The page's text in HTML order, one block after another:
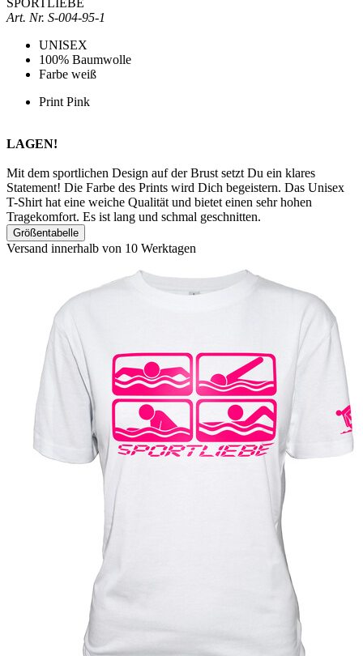
Art. Nr. S-004-95-1
UNISEX
100% Baumwolle
Farbe weiß
Print Pink
LAGEN!
Mit dem sportlichen Design auf der Brust setzt Du ein klares
Statement! Die Farbe des Prints wird Dich begeistern. Das Unisex
T-Shirt hat eine weiche Qualität und bietet einen sehr hohen
Tragekomfort. Es ist lang und schmal geschnitten.
Größentabelle
Versand innerhalb von 10 Werktagen